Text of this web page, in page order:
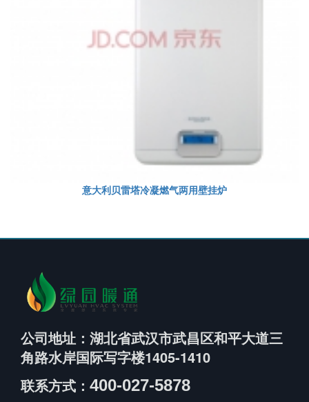
意大利贝雷塔冷凝燃气两用壁挂炉
公司地址： 湖北省武汉市武昌区和平大道三
角路水岸国际写字楼1405-1410
联系方式： 400-027-5878